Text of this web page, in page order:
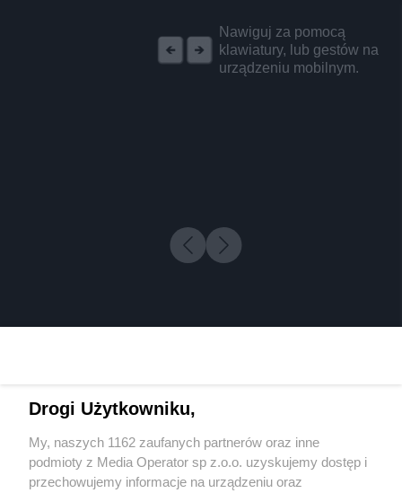
Nawiguj za pomocą
klawiatury, lub gestów na
urządzeniu mobilnym.
Wydawca mediów lokalnych
Drogi Użytkowniku,
My, naszych 1162 zaufanych partnerów oraz inne
podmioty z Media Operator sp z.o.o. uzyskujemy dostęp i
przechowujemy informacje na urządzeniu oraz